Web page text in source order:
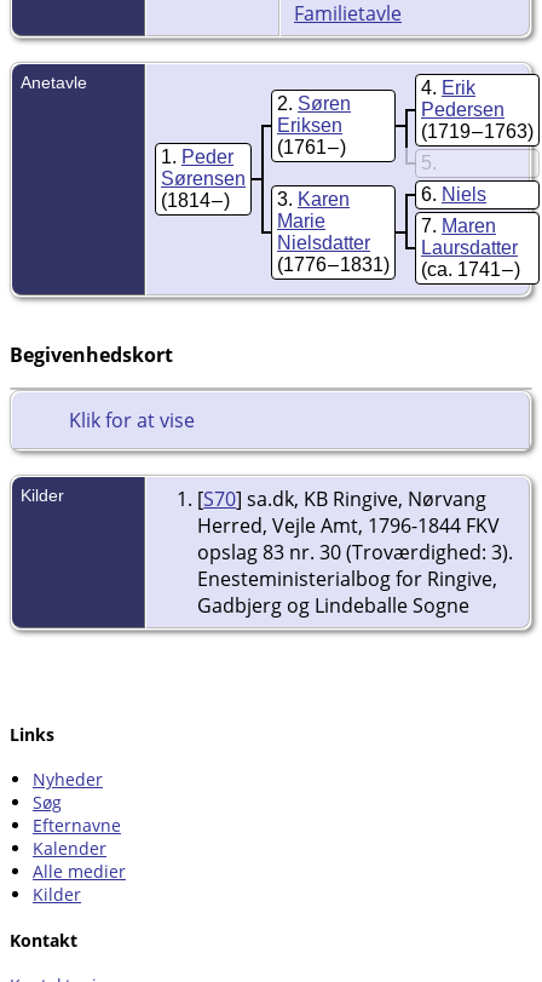
Familietavle
Anetavle
1
Peder
Sørensen
(1814 – )
2 Søren
Eriksen
(1761 – )
4 Erik
Pedersen
(1719 – 1763)
5
3 Karen
Marie
Nielsdatter
(1776 – 1831)
6 Niels
7 Maren
Laursdatter
(ca. 1741 – )
Begivenhedskort
Klik for at vise
Kilder [S70] sa.dk, KB Ringive, Nørvang
Herred, Vejle Amt, 1796-1844 FKV
opslag 83 nr. 30 (Troværdighed: 3).
Enesteministerialbog for Ringive,
Gadbjerg og Lindeballe Sogne
Links
Nyheder
Søg
Efternavne
Kalender
Alle medier
Kilder
Kontakt